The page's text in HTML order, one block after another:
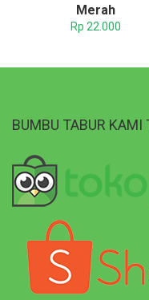
Merah
Rp 22.000
BUMBU TABUR KAMI